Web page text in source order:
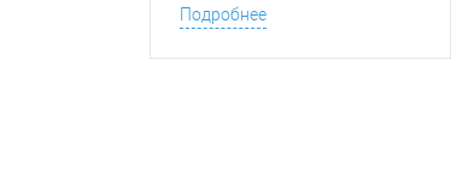
Подробнее